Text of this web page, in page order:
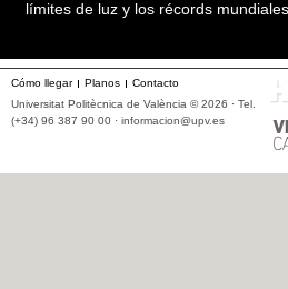
límites de luz y los récords mundiales
Cómo llegar Planos
Contacto
Universitat Politècnica de València © 2026 · Tel.
(+34) 96 387 90 00 · informacion@upv.es